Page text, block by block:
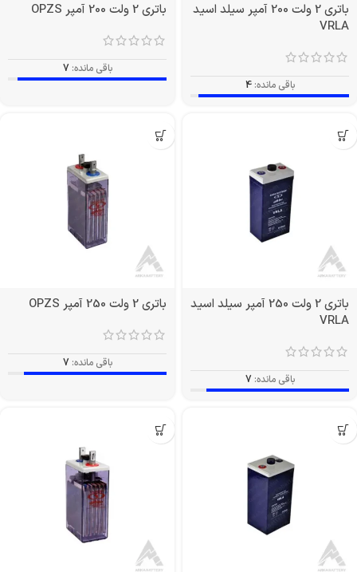
باتری 2 ولت 200 آمپر سیلد اسید
VRLA
باقی مانده: 4
باتری 2 ولت 200 آمپر OPZS
باقی مانده: 7
باتری 2 ولت 250 آمپر سیلد اسید
VRLA
باقی مانده: 7
باتری 2 ولت 250 آمپر OPZS
باقی مانده: 7